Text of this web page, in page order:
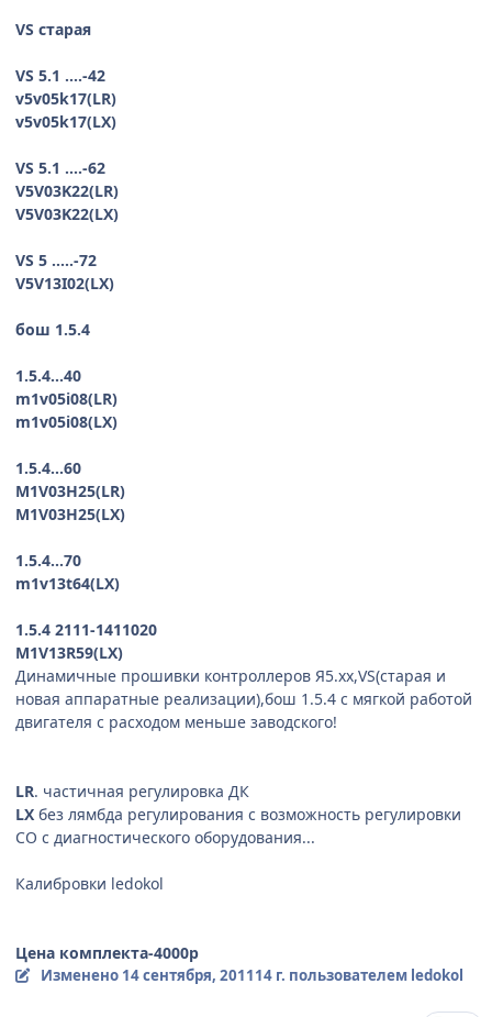
VS старая
VS 5.1 ....-42
v5v05k17(LR)
v5v05k17(LX)
VS 5.1 ....-62
V5V03K22(LR)
V5V03K22(LX)
VS 5 .....-72
V5V13I02(LX)
бош 1.5.4
1.5.4...40
m1v05i08(LR)
m1v05i08(LX)
1.5.4...60
M1V03H25(LR)
M1V03H25(LX)
1.5.4...70
m1v13t64(LX)
1.5.4 2111-1411020
M1V13R59(LX)
Динамичные прошивки контроллеров Я5.хх,VS(старая и
новая аппаратные реализации),бош 1.5.4 с мягкой работой
двигателя с расходом меньше заводского!
LR. частичная регулировка ДК
LX без лямбда регулирования с возможность регулировки
СО с диагностического оборудования...
Калибровки ledokol
Цена комплекта-4000р
Изменено 14 сентября, 201114 г. пользователем ledokol